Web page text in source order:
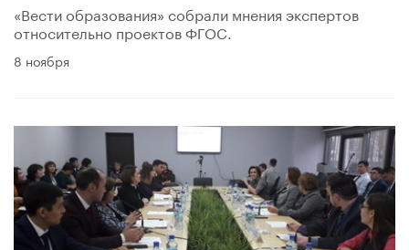
«Вести образования» собрали мнения экспертов
относительно проектов ФГОС.
8 ноября